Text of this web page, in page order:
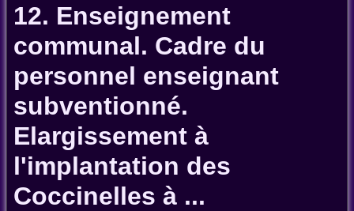
12. Enseignement
communal. Cadre du
personnel enseignant
subventionné.
Elargissement à
l'implantation des
Coccinelles à ...